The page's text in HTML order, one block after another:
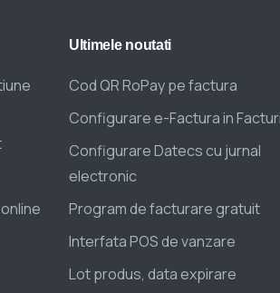
Ultimele noutati
Cod QR RoPay pe factura
Configurare e-Factura in
Configurare Datecs cu jurnal
electronic
Program de facturare gratuit
Interfata POS de vanzare
Lot produs, data expirare